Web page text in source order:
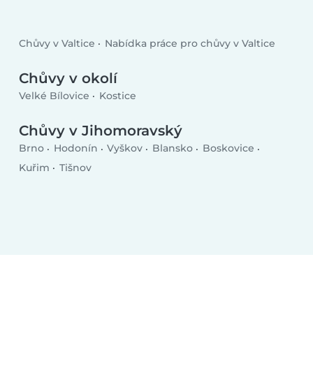
Chůvy v Valtice Nabídka práce pro chůvy v Valtice
Chůvy v okolí
Velké Bílovice Kostice
Chůvy v Jihomoravský
Brno Hodonín Vyškov Blansko
Boskovice
Kuřim
Tišnov